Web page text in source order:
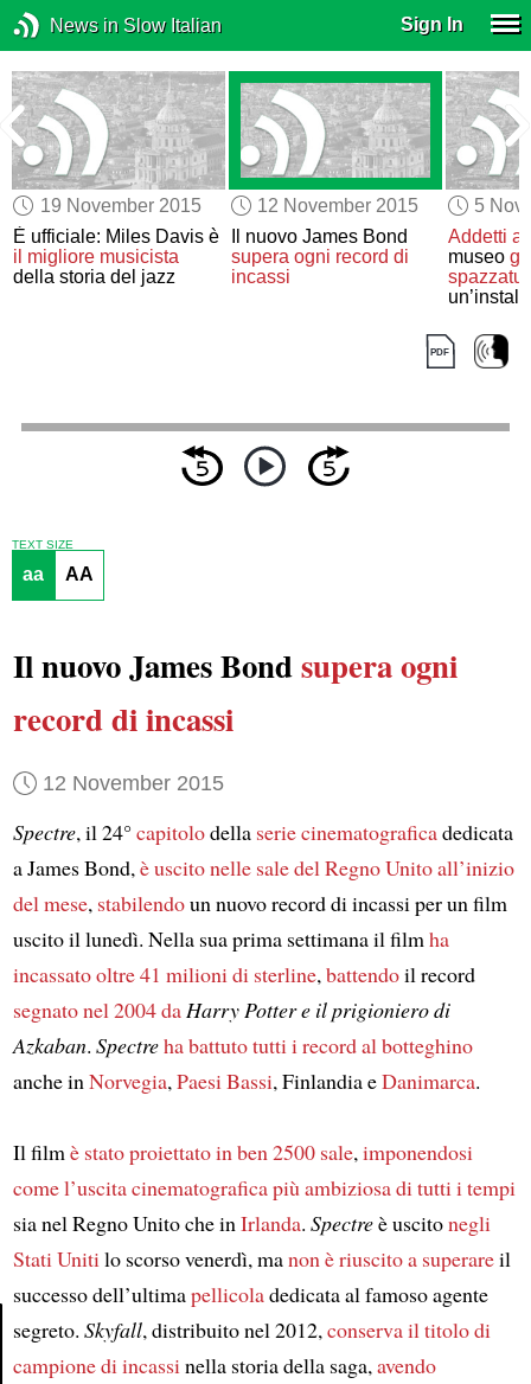
News in Slow Italian Sign In
19 November 2015
È ufficiale: Miles Davis è
il migliore musicista
della storia del jazz
12 November 2015
Il nuovo James Bond
supera ogni record di
incassi
5
Addetti
museo
Article
TEXT SIZE
aa AA
Il nuovo James Bondsupera ogni
record di incassi
12 November 2015
Spectre, il 24° capitolodella serie cinematograficadedicata
a James Bond,è uscito nelle sale del Regno Unitoall’inizio
del mese, stabilendoun nuovo record di incassi per un film
uscito il lunedì. Nella sua prima settimana il filmha
incassato oltre 41 milioni di sterline,battendoil record
segnato nel 2004 daHarry Potter e il prigioniero di
Azkaban. Spectreha battuto tutti i record al botteghino
anche inNorvegia,Paesi Bassi, Finlandia eDanimarca.
Il filmè stato proiettato in ben 2500 sale,imponendosi
come l’uscita cinematografica più ambiziosadi tutti i tempi
sia nel Regno Unito che inIrlanda. Spectreè uscitonegli
Stati Unitilo scorso venerdì, manon è riuscito a superareil
successo dell’ultimapellicoladedicata al famoso agente
segreto. Skyfall, distribuito nel 2012,conserva il titolo di
campione di incassinella storia della saga,avendo